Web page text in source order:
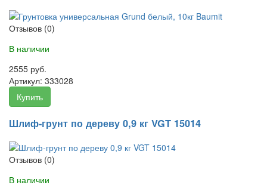
Отзывов (0)
В наличии
2555 руб.
Артикул: 333028
Купить
Шлиф-грунт по дереву 0,9 кг VGT 15014
Отзывов (0)
В наличии